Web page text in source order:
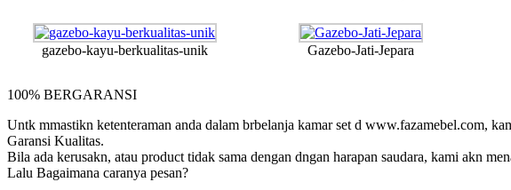
gazebo-kayu-berkualitas-unik Gazebo-Jati-Jepara
100% BERGARANSI
Untk mmastikn ketenteraman anda dalam brbelanja kamar set d www.fazamebel.com,
Garansi Kualitas.
Bila ada kerusakn, atau product tidak sama dengan dngan harapan saudara, kami akn
Lalu Bagaimana caranya pesan?